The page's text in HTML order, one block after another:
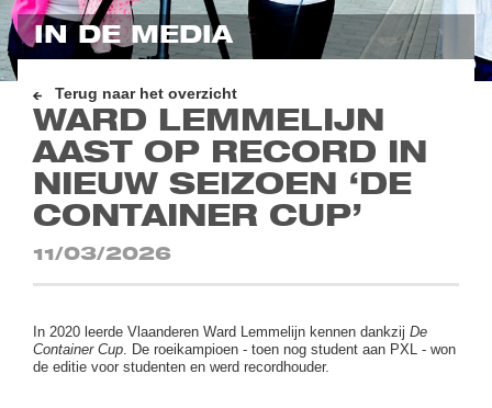
IN DE MEDIA
Terug naar het overzicht
WARD LEMMELIJN
AAST OP RECORD IN
NIEUW SEIZOEN ‘DE
CONTAINER CUP’
11/03/2026
In 2020 leerde Vlaanderen Ward Lemmelijn kennen dankzijDe
Container Cup. De roeikampioen - toen nog student aan PXL - won
de editie voor studenten en werd recordhouder.